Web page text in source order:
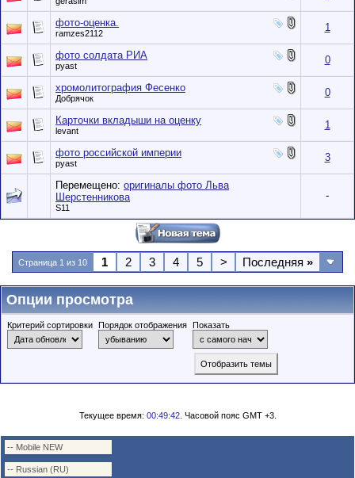
фото-оценка.
ramzes2112 1
фото солдата РИА
pyast 0
хромолитография Фесенко
Добрячок 0
Карточки вкладыши на оценку
levant 1
фото российской империи
pyast 3
Перемещено: оригиналы фото Льва
Шерстенникова
S11
-
Страница 1 из 10 1 2 3 4 5 > Последняя »
Опции просмотра
Критерий сортировки Порядок отображения Показать
Текущее время: 00:49:42. Часовой пояс GMT +3.